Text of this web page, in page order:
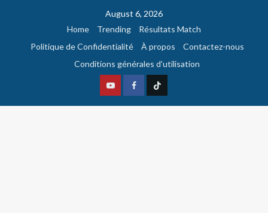
August 6, 2026
Home
Trending
Résultats Match
Politique de Confidentialité
À propos
Contactez-nous
Conditions générales d’utilisation